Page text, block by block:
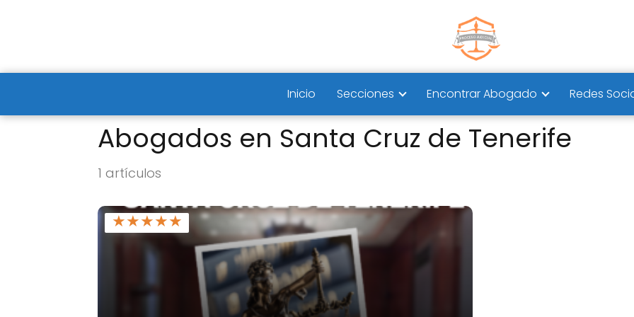
Inicio Secciones Encontrar Abogado Redes
Abogados en Santa Cruz de Tenerife
1 artículos
★★★★★